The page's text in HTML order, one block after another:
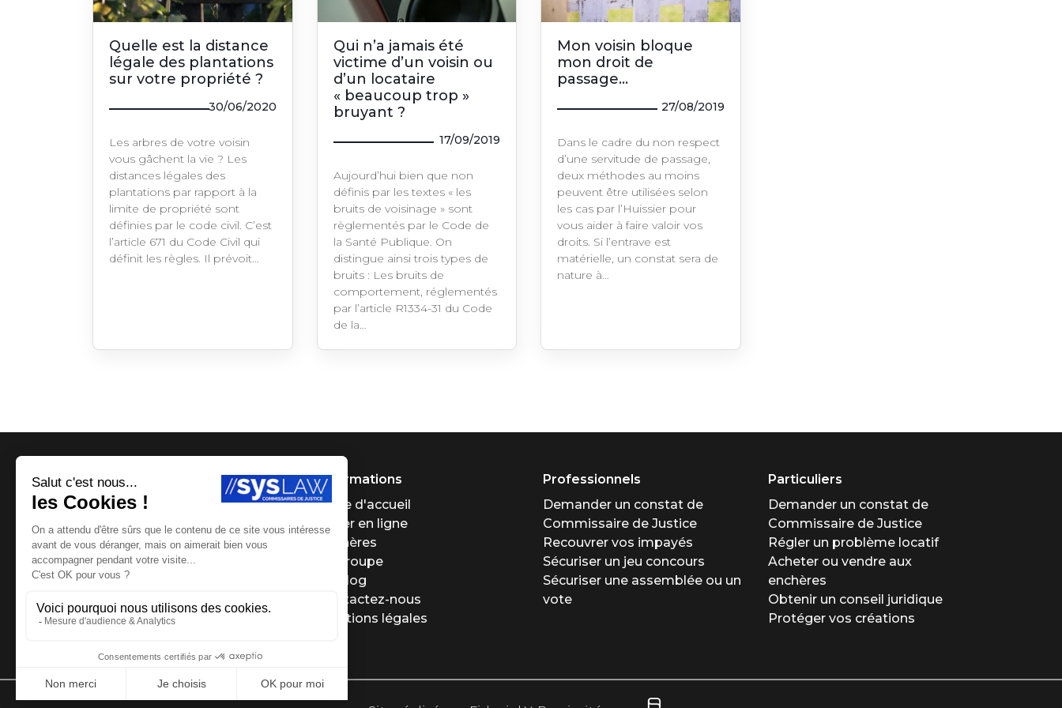
Quelle est la distance
légale des plantations
sur votre propriété ?
30/06/2020
Les arbres de votre voisin
vous gâchent la vie ? Les
distances légales des
plantations par rapport à la
limite de propriété sont
définies par le code civil. C’est
l’article 671 du Code Civil qui
définit les règles. Il prévoit…
Qui n’a jamais été
victime d’un voisin ou
d’un locataire
« beaucoup trop »
bruyant ?
17/09/2019
Aujourd’hui bien que non
définis par les textes « les
bruits de voisinage » sont
règlementés par le Code de
la Santé Publique. On
distingue ainsi trois types de
bruits : Les bruits de
comportement, réglementés
par l’article R1334-31 du Code
de la…
Mon voisin bloque
mon droit de
passage…
27/08/2019
Dans le cadre du non respect
d’une servitude de passage,
deux méthodes au moins
peuvent être utilisées selon
les cas par l’Huissier pour
vous aider à faire valoir vos
droits. Si l’entrave est
matérielle, un constat sera de
nature à…
Informations
Page d'accueil
Payer en ligne
Enchères
Le groupe
Le Blog
Contactez-nous
Mentions légales
Professionnels
Demander un constat de
Commissaire de Justice
Recouvrer vos impayés
Sécuriser un jeu concours
Sécuriser une assemblée ou un
vote
Particuliers
Demander un constat de
Commissaire de Justice
Régler un problème locatif
Acheter ou vendre aux
enchères
Obtenir un conseil juridique
Protéger vos créations